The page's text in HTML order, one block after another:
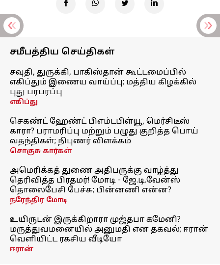
சமீபத்திய செய்திகள்
சவுதி, துருக்கி, பாகிஸ்தான் கூட்டமைப்பில்
எகிப்தும் இணைய வாய்ப்பு; மத்திய கிழக்கில்
புது பரபரப்பு
எகிப்து
செகண்ட் ஹேண்ட் பிஎம்டபிள்யூ, மெர்சிடீஸ்
காரா? பராமரிப்பு மற்றும் பழுது குறித்த பொய்
வதந்திகள்; நிபுணர் விளக்கம்
சொகுசு கார்கள்
அமெரிக்கத் துணை அதிபருக்கு வாழ்த்து
தெரிவித்த பிரதமர்! மோடி - ஜே.டி.வேன்ஸ்
தொலைபேசி பேச்சு; பின்னணி என்ன?
நரேந்திர மோடி
உயிருடன் இருக்கிறாரா முஜ்தபா கமேனி?
மருத்துவமனையில் அனுமதி என தகவல்; ஈரான்
வெளியிட்ட ரகசிய வீடியோ
ஈரான்